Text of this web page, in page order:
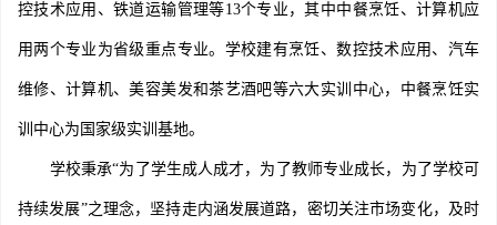
控技术应用、铁道运输管理等13个专业，其中中餐烹饪、计算机应
用两个专业为省级重点专业。学校建有烹饪、数控技术应用、汽车
维修、计算机、美容美发和茶艺酒吧等六大实训中心，中餐烹饪实
训中心为国家级实训基地。
学校秉承“为了学生成人成才，为了教师专业成长，为了学校可
持续发展”之理念，坚持走内涵发展道路，密切关注市场变化，及时